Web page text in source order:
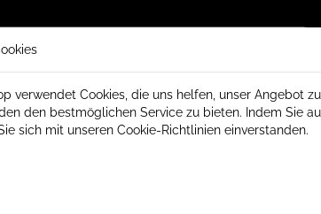
Badheizkörper
verwendet Cookies, die uns helfen, unser Angebot
den bestmöglichen Service zu bieten. Indem Sie
sich mit unseren Cookie-Richtlinien einverstanden.